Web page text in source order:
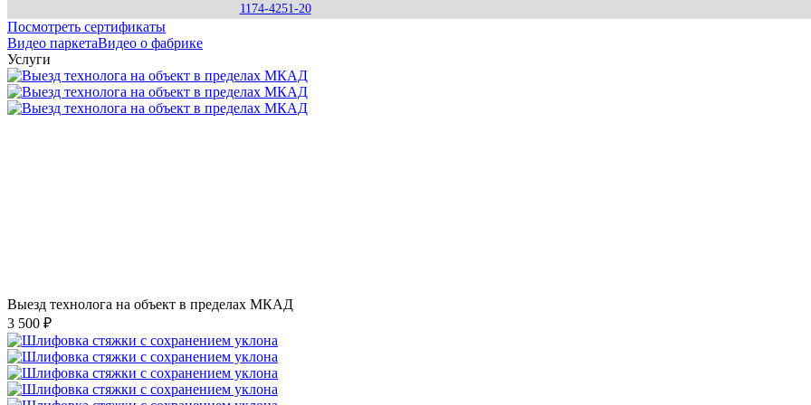
1174-4251-20
Посмотреть сертификаты
Видео паркетаВидео о фабрике
Услуги
Выезд технолога на объект в пределах МКАД
3 500 ₽